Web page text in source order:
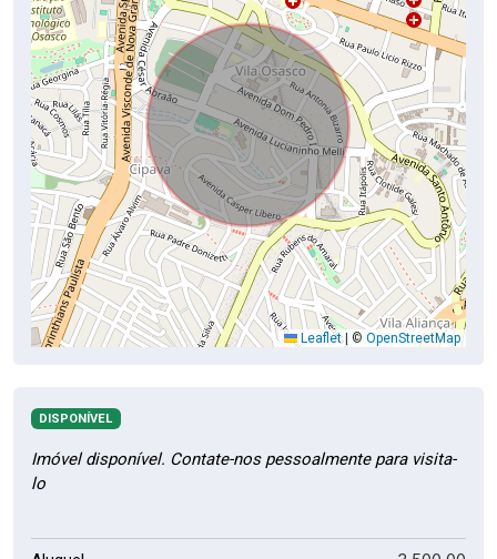
Leaflet | © OpenStreetMap
DISPONÍVEL
Imóvel disponível. Contate-nos pessoalmente para visita-
lo